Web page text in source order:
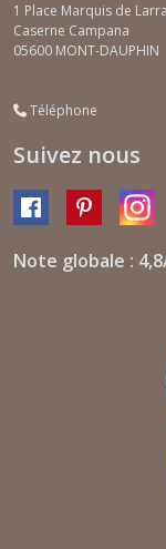
1 Place Marquis de
Caserne Campana
05600 MONT-DAUPHIN
Téléphone
Suivez nous
Note globale :